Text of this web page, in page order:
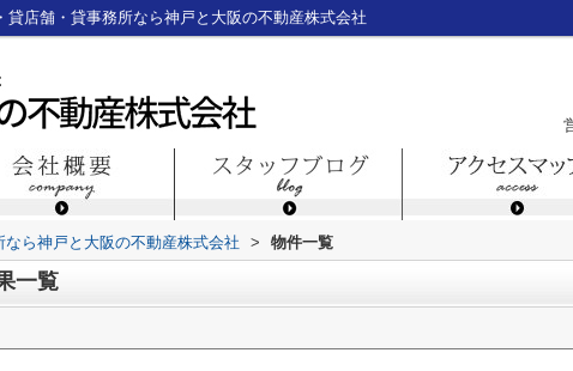
店舗・貸事務所なら神戸と大阪の不動産株式会社
ら神戸と大阪の不動産株式会社 > 物件一覧
一覧